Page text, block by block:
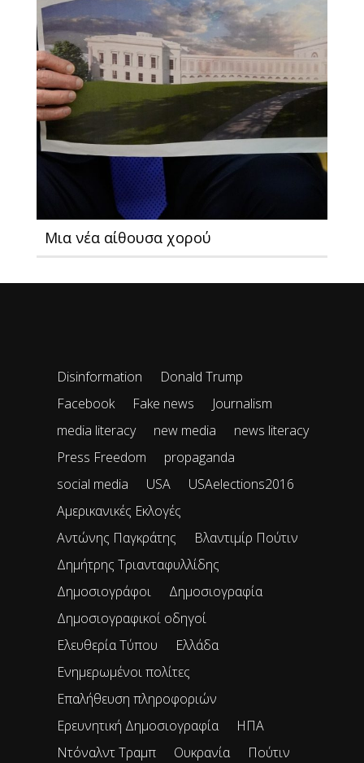
Μια νέα αίθουσα χορού
Disinformation
Donald Trump
Facebook
Fake news
Journalism
media literacy
new media
news literacy
Press Freedom
propaganda
social media
USA
USAelections2016
Αμερικανικές Εκλογές
Αντώνης Παγκράτης
Βλαντιμίρ Πούτιν
Δημήτρης Τριανταφυλλίδης
Δημοσιογράφοι
Δημοσιογραφία
Δημοσιογραφικοί οδηγοί
Ελευθερία Τύπου
Ελλάδα
Ενημερωμένοι πολίτες
Επαλήθευση πληροφοριών
Ερευνητική Δημοσιογραφία
ΗΠΑ
Ντόναλντ Τραμπ
Ουκρανία
Πούτιν